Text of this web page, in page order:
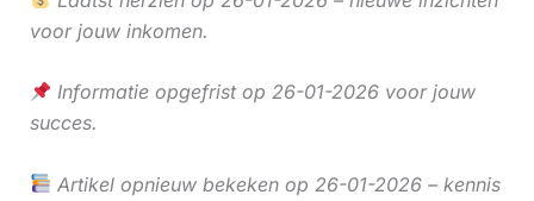
voor jouw inkomen.
Informatie opgefrist op 26-01-2026 voor jouw
succes.
Artikel opnieuw bekeken op 26-01-2026 – kennis